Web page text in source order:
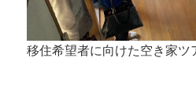
移住希望者に向けた空き家ツ